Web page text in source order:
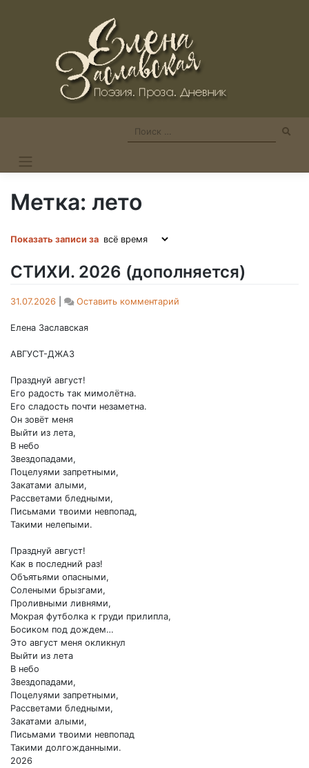
Метка: лето
Показать записи за
СТИХИ. 2026 (дополняется)
31.07.2026 Оставить комментарий
Елена Заславская
АВГУСТ-ДЖАЗ
Празднуй август!
Его радость так мимолётна.
Его сладость почти незаметна.
Он зовёт меня
Выйти из лета,
В небо
Звездопадами,
Поцелуями запретными,
Закатами алыми,
Рассветами бледными,
Письмами твоими невпопад,
Такими нелепыми.
Празднуй август!
Как в последний раз!
Объятьями опасными,
Солеными брызгами,
Проливными ливнями,
Мокрая футболка к груди прилипла,
Босиком под дождем…
Это август меня окликнул
Выйти из лета
В небо
Звездопадами,
Поцелуями запретными,
Рассветами бледными,
Закатами алыми,
Письмами твоими невпопад
Такими долгожданными.
2026